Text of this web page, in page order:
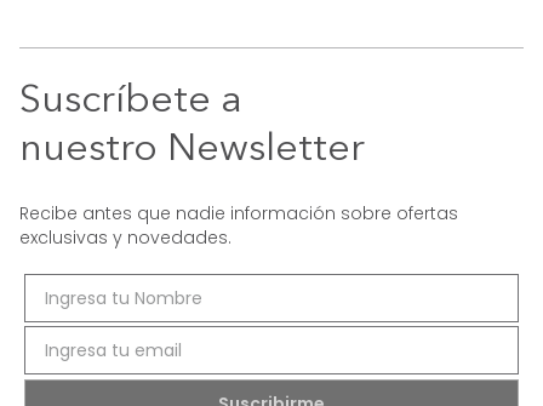
Suscríbete a
nuestro Newsletter
Recibe antes que nadie información sobre ofertas
exclusivas y novedades.